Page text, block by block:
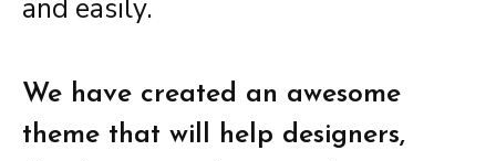
and easily.
We have created an awesome
theme that will help designers,